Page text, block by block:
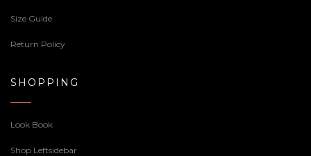
Size Guide
Return Policy
SHOPPING
Look Book
Shop Leftsidebar